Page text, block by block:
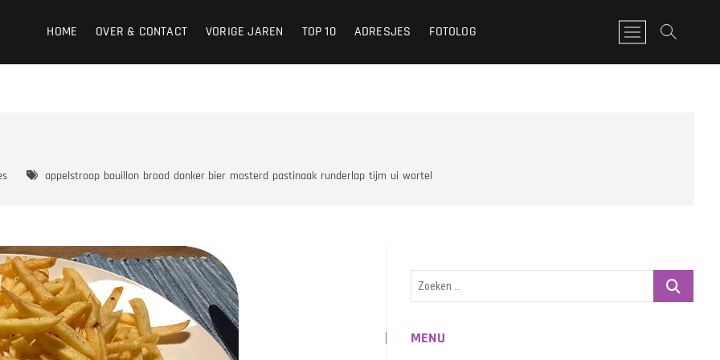
HOME OVER & CONTACT VORIGE JAREN TOP 10 ADRESJES FOTOLOG
M
e
n
appelstroop bouillon brood donker bier mosterd pastinaak runderlap tijm ui wortel
Zoeken
MENU